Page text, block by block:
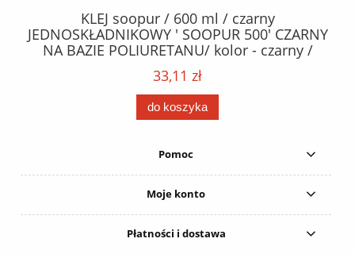
KLEJ soopur / 600 ml / czarny
JEDNOSKŁADNIKOWY ' SOOPUR 500' CZARNY
NA BAZIE POLIURETANU/ kolor - czarny /
karton 20 szt. / pistolet do kleju 307730 /
33,11 zł
do koszyka
Pomoc
Moje konto
Płatności i dostawa